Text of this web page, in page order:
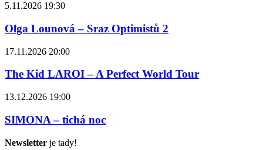
5.11.2026 19:30
Olga Lounová – Sraz Optimistů 2
17.11.2026 20:00
The Kid LAROI – A Perfect World Tour
13.12.2026 19:00
SIMONA – tichá noc
Newsletter je tady!